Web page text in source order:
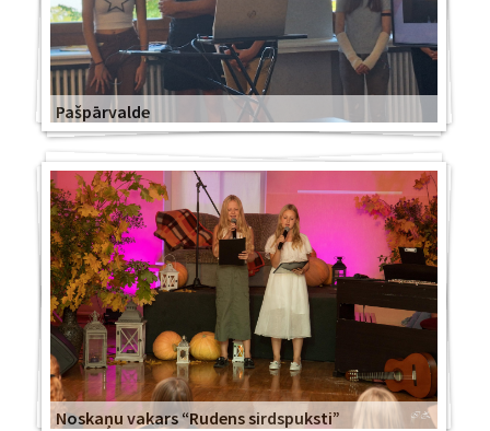
Pašpārvalde
Noskaņu vakars “Rudens sirdspuksti”